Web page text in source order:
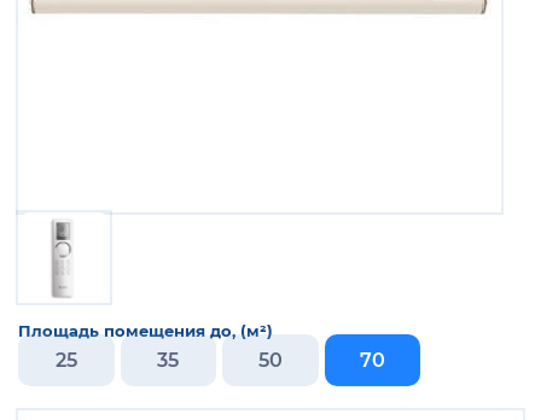
Площадь помещения до, (м²)
25 35 50 70